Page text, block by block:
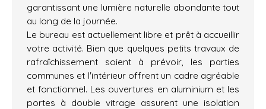
garantissant une lumière naturelle abondante tout
au long de la journée.
Le bureau est actuellement libre et prêt à accueillir
votre activité. Bien que quelques petits travaux de
rafraîchissement soient à prévoir, les parties
communes et l'intérieur offrent un cadre agréable
et fonctionnel. Les ouvertures en aluminium et les
portes à double vitrage assurent une isolation